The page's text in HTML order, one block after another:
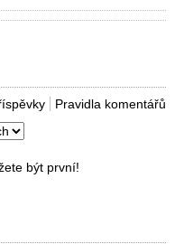
Pravidla komentářů
být první!